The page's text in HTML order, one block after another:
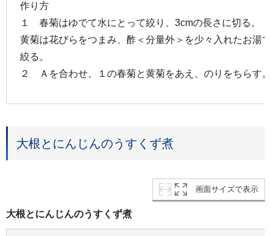
作り方
１ 春菊はゆでて水にとって絞り、3cmの長さに切る。
黄菊は花びらをつまみ、酢＜分量外＞を少々入れたお湯
絞る。
２ Ａを合わせ、１の春菊と黄菊をあえ、のりをちらす。
大根とにんじんのうすくず煮
画面サイズで表示
大根とにんじんのうすくず煮